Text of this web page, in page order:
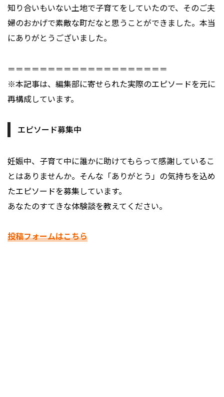
知り合いもいない土地で子育てをしていたので、そのご夫
婦のおかげで素敵な町だなと思うことができました。本当
にありがとうございました。
＝＝＝＝＝＝＝＝＝＝＝＝＝＝＝＝＝＝＝＝
※本記事は、編集部に寄せられた実際のエピソードを元に
再構成しています。
エピソード募集中
妊娠中、子育て中に誰かに助けてもらって感謝しているこ
とはありませんか。そんな「ありがとう」の気持ちを込め
たエピソードを募集しています。
あなたのすてきな体験談を教えてください。
投稿フォームはこちら